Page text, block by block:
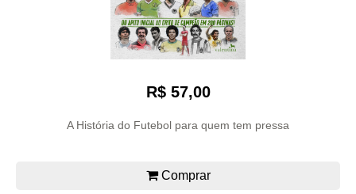
R$ 57,00
A História do Futebol para quem tem pressa
Comprar